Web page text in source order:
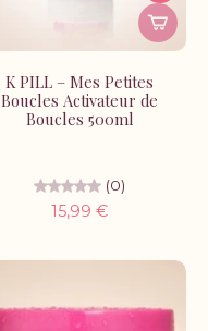
K PILL – Mes Petites
Boucles Activateur de
Boucles 500ml
(0)
15,99 €